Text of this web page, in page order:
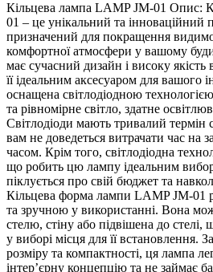
Кільцева лампа LAMP JM-01 Опис:
01 – це унікальний та інноваційний
призначений для покращення
комфортної атмосфери у вашому
має сучасний дизайн і високу
її ідеальним аксесуаром для вашого
оснащена світлодіодною
та рівномірне світло, здатне
Світлодіоди мають тривалий
вам не доведеться витрачати час
часом. Крім того, світлодіодна
що робить цю лампу ідеальним
піклується про свій бюджет та
Кільцева форма лампи LAMP JM-01
та зручною у використанні. Вона
стелю, стіну або підвішена до
у виборі місця для її встановлення.
розміру та компактності, ця лампа
інтер’єрну концепцію та не займає